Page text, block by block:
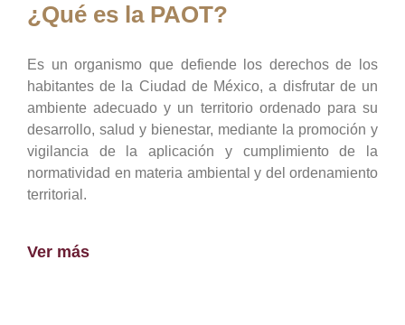
¿Qué es la PAOT?
Es un organismo que defiende los derechos de los
habitantes de la Ciudad de México, a disfrutar de un
ambiente adecuado y un territorio ordenado para su
desarrollo, salud y bienestar, mediante la promoción y
vigilancia de la aplicación y cumplimiento de la
normatividad en materia ambiental y del ordenamiento
territorial.
Ver más